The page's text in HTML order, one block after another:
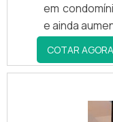
em
e ainda
COTAR AGORA